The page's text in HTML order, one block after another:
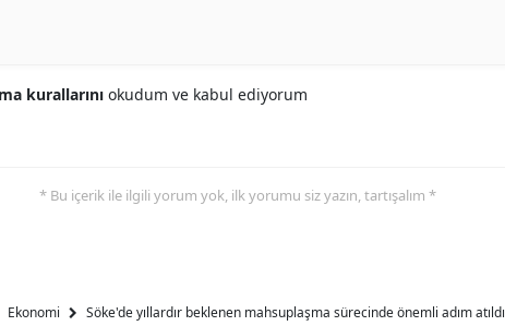
kurallarını okudum ve kabul ediyorum
* Bu içerik ile ilgili yorum yok, ilk yorumu siz yazın, tartışalım *
Ekonomi Söke'de yıllardır beklenen mahsuplaşma sürecinde önemli adım atıldı